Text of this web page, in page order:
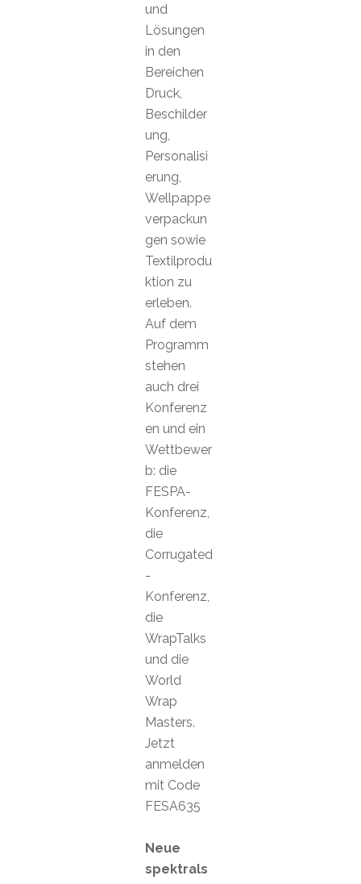
und
Lösungen
in den
Bereichen
Druck,
Beschilder
ung,
Personalisi
erung,
Wellpappe
verpackun
gen sowie
Textilprodu
ktion zu
erleben.
Auf dem
Programm
stehen
auch drei
Konferenz
en und ein
Wettbewer
b: die
FESPA-
Konferenz,
die
Corrugated
-
Konferenz,
die
WrapTalks
und die
World
Wrap
Masters.
Jetzt
anmelden
mit Code
FESA635
Neue
spektrals